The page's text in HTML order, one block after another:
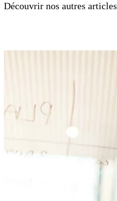
Découvrir nos autres articles